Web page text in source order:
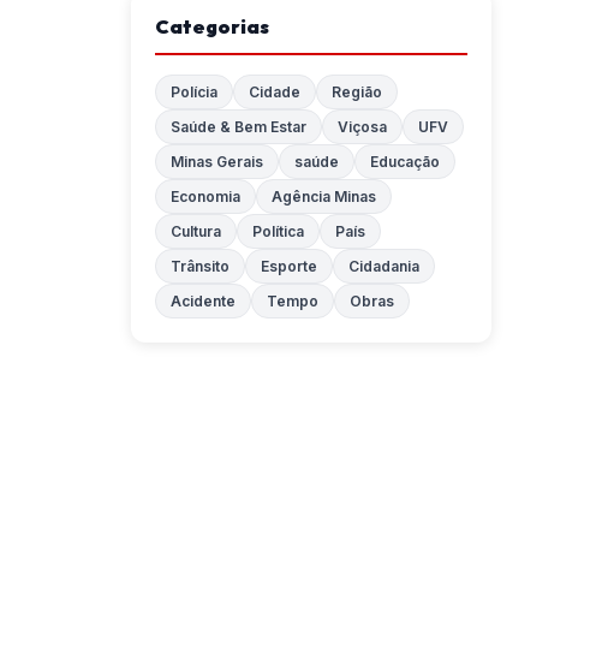
Categorias
Polícia Cidade
Região
Saúde & Bem Estar
Viçosa
UFV
Minas Gerais
saúde
Educação
Economia
Agência Minas
Cultura
Política
País
Trânsito
Esporte
Cidadania
Acidente
Tempo Obras